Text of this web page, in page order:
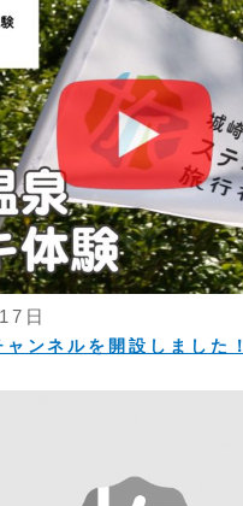
日
ンネルを開設しました！